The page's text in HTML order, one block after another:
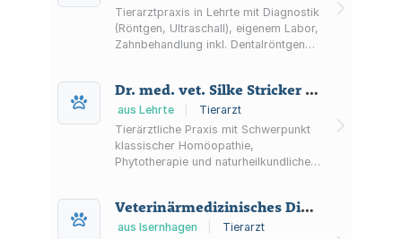
Tierarztpraxis in Lehrte mit Diagnostik
(Röntgen, Ultraschall), eigenem Labor,
Zahnbehandlung inkl. Dentalröntgen
Vereinbarung.
Dr. med. vet. Silke Stricker Tierärztin
aus Lehrte
Tierarzt
Tierärztliche Praxis mit Schwerpunkt
klassischer Homöopathie,
Phytotherapie und naturheilkundlicher
Veterinärmedizinisches Dienstleistungszentrum (VetZ) GmbH Online-Dienstleistungen für Tierärzte
aus Isernhagen
Tierarzt